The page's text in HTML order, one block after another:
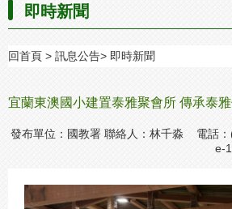
即時新聞
回首頁 訊息公告 即時新聞
宜蘭東澳國小建置泰雅聚會所 傳承泰
發布單位：國教署 聯絡人：林千淼 電話：
e-